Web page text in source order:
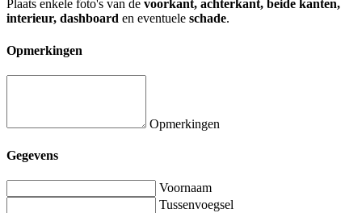
Plaats enkele foto's van de voorkant, achterkant, beide kanten,
interieur, dashboard en eventuele schade.
Opmerkingen
Opmerkingen
Gegevens
Voornaam
Tussenvoegsel